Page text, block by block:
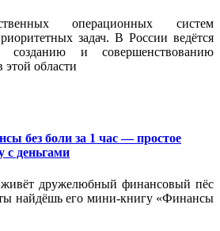
операционных систем
задач. В России ведётся
созданию и совершенствованию
области
без боли за 1 час — простое
с деньгами
дружелюбный финансовый пёс
найдёшь его мини‑книгу «Финансы